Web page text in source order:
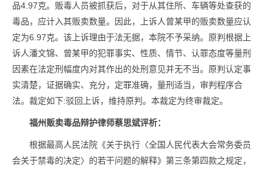
品4.97克。贩毒人员被抓获后，对于从其住所、车辆等处查获的
毒品，应计入其贩卖数量。因此，上诉人曾某甲的贩卖数量应认
定为6.97克。该上诉理由于法无据，本院不予采纳。原判根据上
诉人潘文锦、曾某甲的犯罪事实、性质、情节、认罪态度等量刑
因素在法定刑幅度内对其作出的处刑意见并无不当。原判认定事
实清楚，证据确实、充分，定罪准确，量刑适当，审判程序合
法。裁定如下:驳回上诉，维持原判。本裁定为终审裁定。
福州贩卖毒品辩护律师蔡思斌评析：
根据最高人民法院《关于执行〈全国人民代表大会常务委员
会关于禁毒的决定〉的若干问题的解释》第三条第四款之规定，